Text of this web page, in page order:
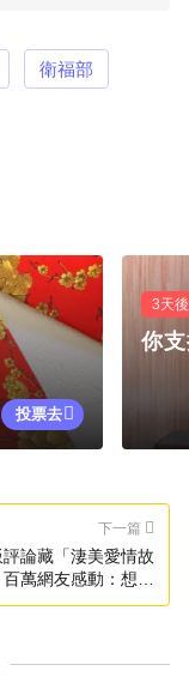
衛福部
投票去
3天
你
下一篇
論藏「淒美愛情故
萬網友感動：想吃
了！